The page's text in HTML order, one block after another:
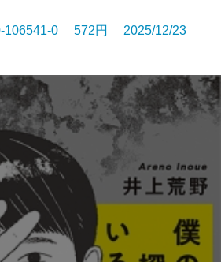
106541-0 572円 2025/12/23